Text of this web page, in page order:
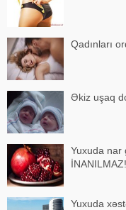
Qadınları
Əkiz uşaq
Yuxuda nar
İNANILMAZ!
Yuxuda